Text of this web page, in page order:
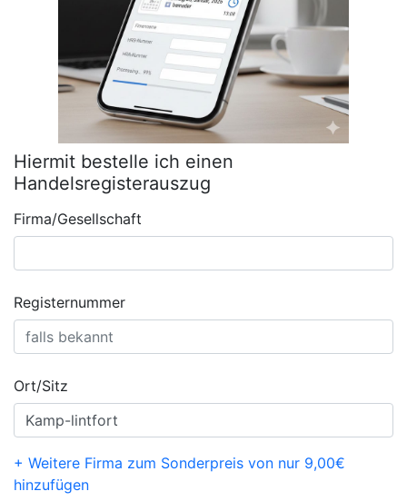
Hiermit bestelle ich einen
Handelsregisterauszug
Firma/Gesellschaft
Registernummer
Ort/Sitz
+ Weitere Firma zum Sonderpreis von nur 9,00€
hinzufügen